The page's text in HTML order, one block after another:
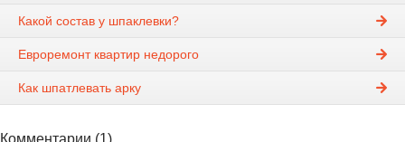
Какой состав у шпаклевки?
Евроремонт квартир недорого
Как шпатлевать арку
Комментарии (1)